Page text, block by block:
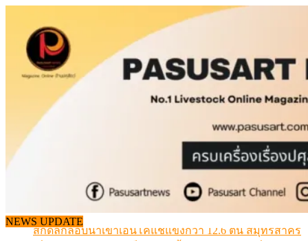
content
NEWS UPDATE
สกัดลักลอบนำเข้าเอ็นโคแช่แข็งกว่า 12.6 ตัน สมุทรสาคร